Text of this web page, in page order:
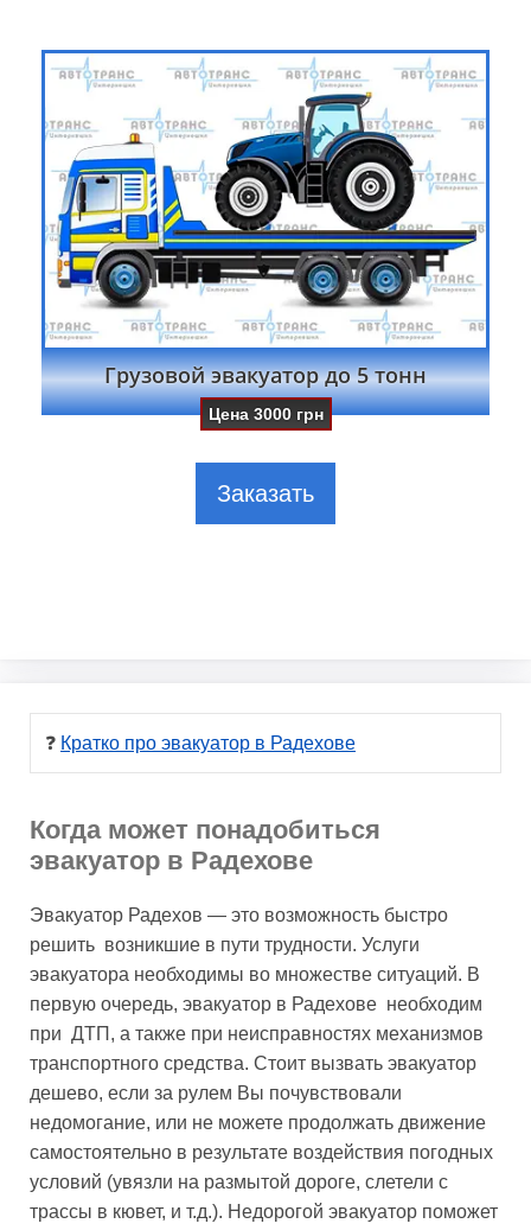
Грузовой эвакуатор до 5 тонн
Цена3000 грн
Заказать
❓ Кратко про эвакуатор в Радехове
Когда может понадобиться
эвакуатор в Радехове
Эвакуатор Радехов — это возможность быстро
решить возникшие в пути трудности. Услуги
эвакуатора необходимы во множестве ситуаций. В
первую очередь, эвакуатор в Радехове необходим
при ДТП, а также при неисправностях механизмов
транспортного средства. Стоит вызвать эвакуатор
дешево, если за рулем Вы почувствовали
недомогание, или не можете продолжать движение
самостоятельно в результате воздействия погодных
условий (увязли на размытой дороге, слетели с
трассы в кювет, и т.д.). Недорогой эвакуатор поможет